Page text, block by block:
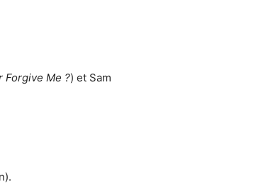
Forgive Me ?) et Sam